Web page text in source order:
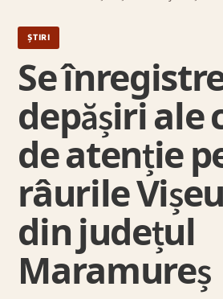
ȘTIRI
Se
depășiri ale
de atenție
râurile
din județul
Maramureș